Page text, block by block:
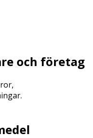
och företag